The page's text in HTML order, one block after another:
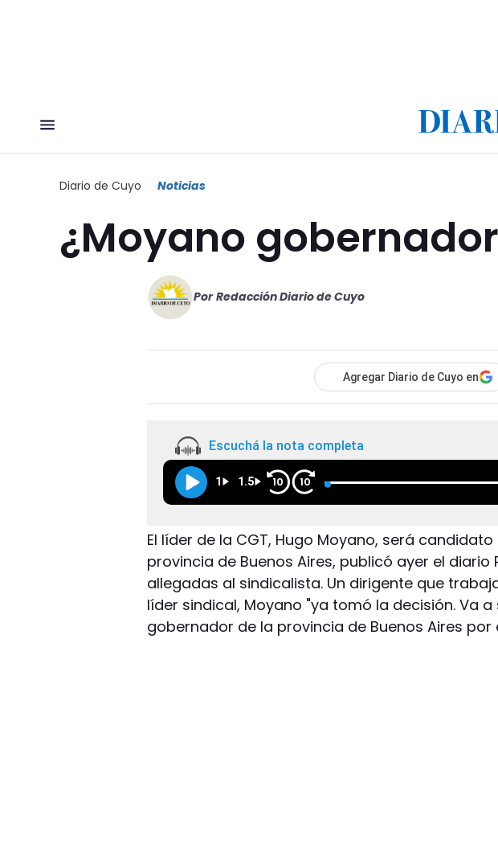
Diario de Cuyo Noticias
¿Moyano
Por Redacción Diario de Cuyo
Agregar Diario de Cuyo en
Escuchá la nota completa
1 1.5 10 10
El líder de la CGT, Hugo Moyano, será
provincia de Buenos Aires, publicó ayer el diario
allegadas al sindicalista. Un dirigente que
líder sindical, Moyano "ya tomó la decisión. Va
gobernador de la provincia de Buenos Aires por